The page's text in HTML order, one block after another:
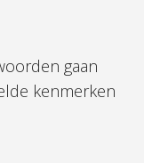
gaan
kenmerken